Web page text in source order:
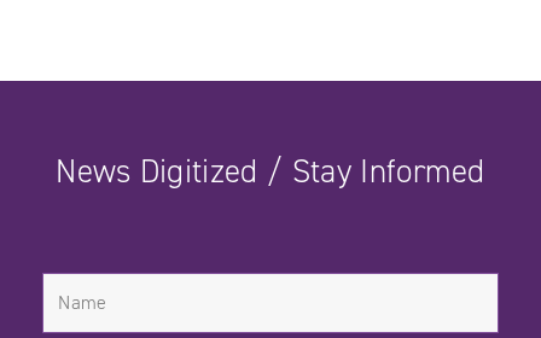
News Digitized / Stay Informed